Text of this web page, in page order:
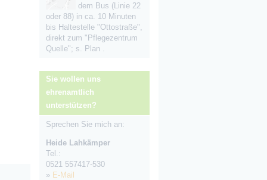
dem Bus (Linie 22
oder 88) in ca. 10 Minuten
bis Haltestelle "Ottostraße",
direkt zum "Pflegezentrum
Quelle"; s. Plan .
Sie wollen uns
ehrenamtlich
unterstützen?
Sprechen Sie mich an:
Heide Lahkämper
Tel.:
0521 557417-530
» E-Mail